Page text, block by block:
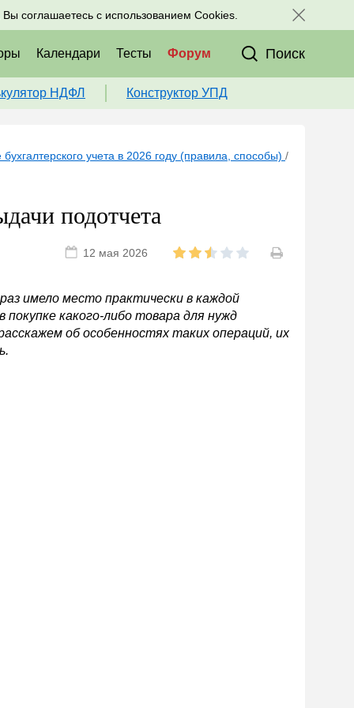
Вы соглашаетесь с использованием Cookies.
к нам в соц. сетях:
Календари Тесты Форум Поиск
НДФЛ Конструктор УПД
учета в 2026 году (правила, способы) /
подотчета
12 мая 2026
имело место практически в каждой
покупке какого-либо товара для нужд
об особенностях таких операций, их